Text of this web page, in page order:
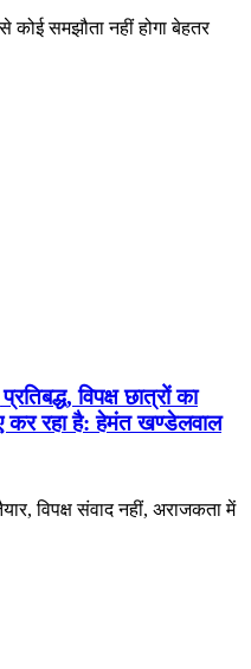
कोई समझौता नहीं होगा बेहतर
विपक्ष छात्रों का
कर रहा है: हेमंत खण्डेलवाल
विपक्ष संवाद नहीं, अराजकता में